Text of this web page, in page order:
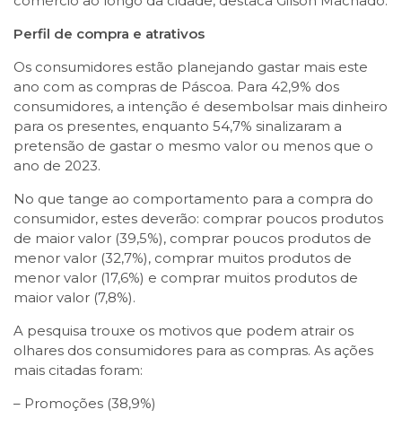
Perfil de compra e atrativos
Os consumidores estão planejando gastar mais este
ano com as compras de Páscoa. Para 42,9% dos
consumidores, a intenção é desembolsar mais dinheiro
para os presentes, enquanto 54,7% sinalizaram a
pretensão de gastar o mesmo valor ou menos que o
ano de 2023.
No que tange ao comportamento para a compra do
consumidor, estes deverão: comprar poucos produtos
de maior valor (39,5%), comprar poucos produtos de
menor valor (32,7%), comprar muitos produtos de
menor valor (17,6%) e comprar muitos produtos de
maior valor (7,8%).
A pesquisa trouxe os motivos que podem atrair os
olhares dos consumidores para as compras. As ações
mais citadas foram:
– Promoções (38,9%)